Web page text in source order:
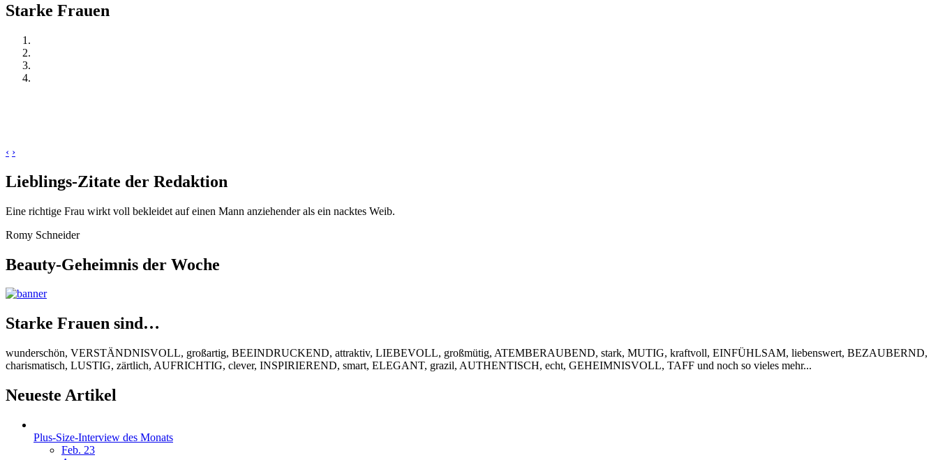
Starke Frauen
‹ ›
Lieblings-Zitate der Redaktion
Eine richtige Frau wirkt voll bekleidet auf einen Mann anziehender als ein nacktes Weib.
Romy Schneider
Beauty-Geheimnis der Woche
Starke Frauen sind…
wunderschön, VERSTÄNDNISVOLL, großartig, BEEINDRUCKEND, attraktiv, LIEBEVOLL, großmütig, ATEMBERAUBEND, stark, MUTIG, kraftvoll, EINFÜHLSAM, liebenswert, BEZAUBERND,
charismatisch, LUSTIG, zärtlich, AUFRICHTIG, clever, INSPIRIEREND, smart, ELEGANT, grazil, AUTHENTISCH, echt, GEHEIMNISVOLL, TAFF und noch so vieles mehr...
Neueste Artikel
Plus-Size-Interview des Monats
Feb. 23